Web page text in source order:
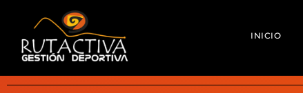
INICIO